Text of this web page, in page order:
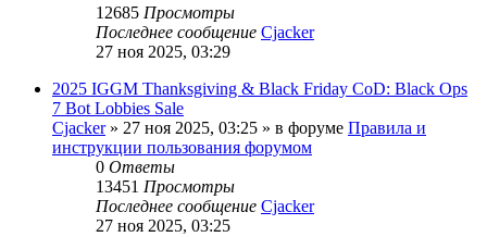
12685 Просмотры
Последнее сообщение Cjacker
27 ноя 2025, 03:29
2025 IGGM Thanksgiving & Black Friday CoD: Black Ops
7 Bot Lobbies Sale
Cjacker» 27 ноя 2025, 03:25 » в форуме Правила и
инструкции пользования форумом
0 Ответы
13451 Просмотры
Последнее сообщение Cjacker
27 ноя 2025, 03:25